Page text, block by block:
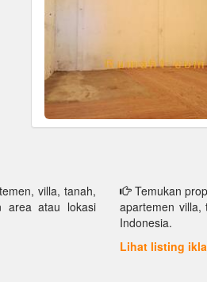
villa, tanah,
area atau lokasi
Temukan
apartemen
Indonesia.
Lihat listing